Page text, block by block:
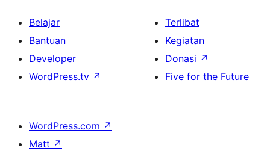
Belajar
Bantuan
Developer
WordPress.tv ↗
Terlibat
Kegiatan
Donasi ↗
Five for the Future
WordPress.com ↗
Matt ↗